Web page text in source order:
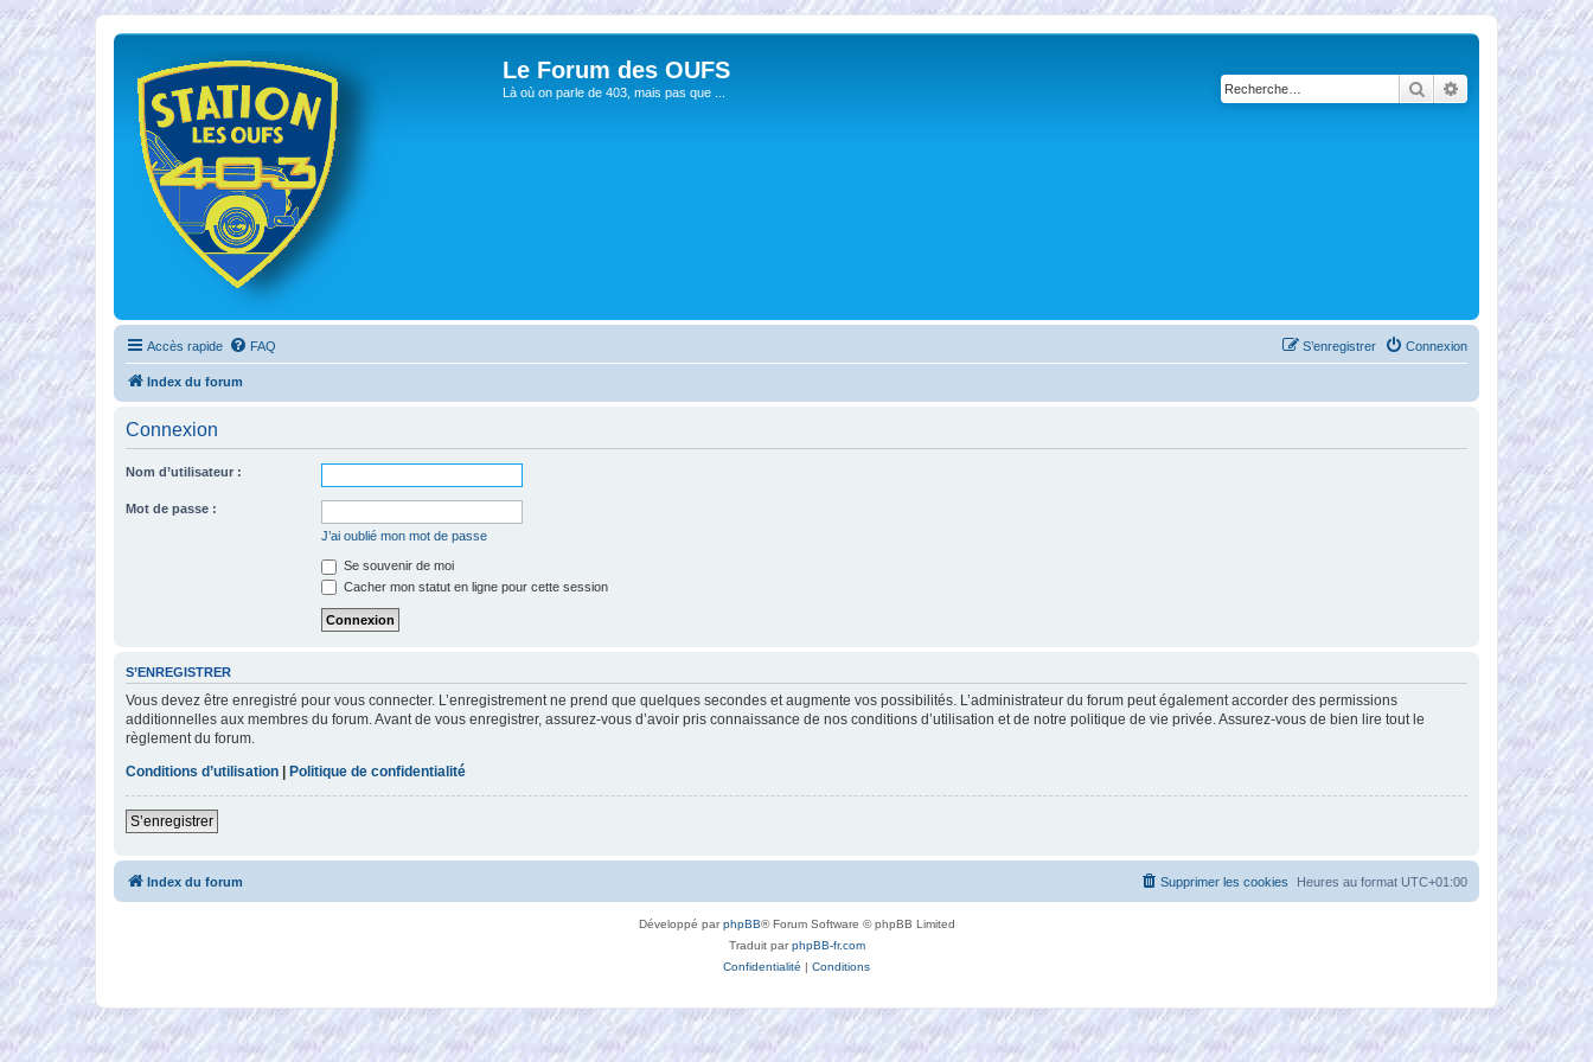
Le Forum des OUFS
Là où on parle de 403, mais pas que ... RechercherRecherche
Accès rapide FAQ Connexion
S’enregistrer
Index du forum
Connexion
Nom d’utilisateur :
Mot de passe :
J’ai oublié mon mot de passe
Se souvenir de moi
Cacher mon statut en ligne pour cette session
S’ENREGISTRER
Vous devez être enregistré pour vous connecter. L’enregistrement ne prend que quelques secondes et augmente vos possibilités. L’administrateur du forum peut également accorder des permissions
additionnelles aux membres du forum. Avant de vous enregistrer, assurez-vous d’avoir pris connaissance de nos conditions d’utilisation et de notre politique de vie privée. Assurez-vous de bien lire tout le
règlement du forum.
Conditions d’utilisation | Politique de confidentialité
S’enregistrer
Index du forum Heures au format UTC+01:00
Supprimer les cookies
Développé parphpBB® Forum Software © phpBB Limited
Traduit parphpBB-fr.com
Confidentialité | Conditions